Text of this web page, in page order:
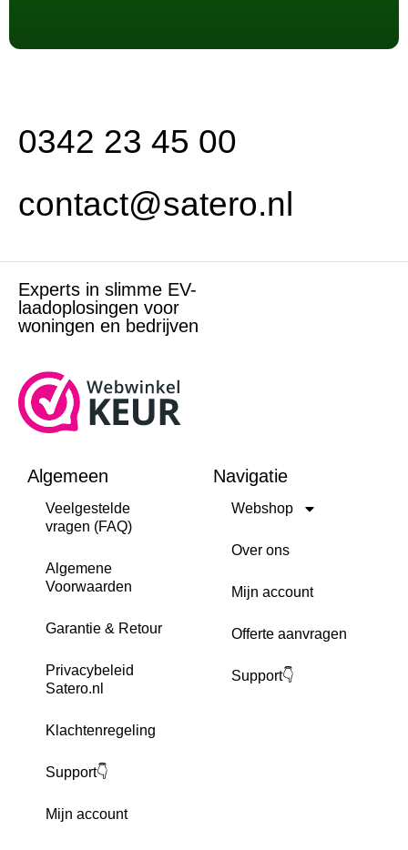
0342 23 45 00
contact@satero.nl
Experts in slimme EV-
laadoplosingen voor
woningen en bedrijven
Algemeen
Veelgestelde
vragen (FAQ)
Algemene
Voorwaarden
Garantie & Retour
Privacybeleid
Satero.nl
Klachtenregeling
Support👇
Mijn account
Navigatie
Webshop
Over ons
Mijn account
Offerte aanvragen
Support👇